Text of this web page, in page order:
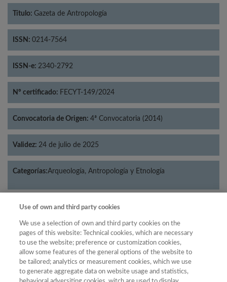
Título: Gazeta de Antropología
ISSN: 0214-7564
ISSN-e: 2340-2792
Nº certificado: FECYT-149/2024
Convocatoria de Origen: 4ª Convocatoria (2014)
Validez: 24 de julio de 2025
Categorías:Arqueología, Antropología y Etnología
Año
Año
Filtrar
Use of own and third party cookies
We use a selection of own and third party cookies on the
pages of this website: Technical cookies, which are necessary
to use the website; preference or customization cookies,
allow some features of the general options of the website to
be tailored; analytics or measurement cookies, which we use
to generate aggregate data on website usage and statistics,